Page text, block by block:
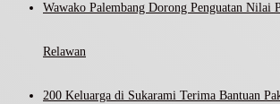
Wawako Palembang Dorong Penguatan Nilai
Relawan
200 Keluarga di Sukarami Terima Bantuan